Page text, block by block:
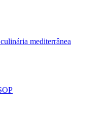
mediterrânea